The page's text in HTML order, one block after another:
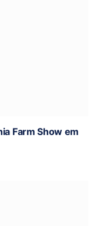
Farm Show em